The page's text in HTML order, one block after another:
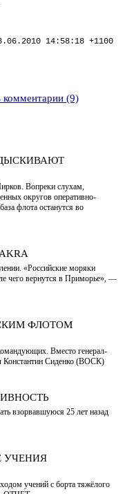
14:58:18 +1100
комментарии (9)
Вопреки слухам,
округов оперативно-
флота останутся во
«Российские моряки
чего вернутся в Приморье», —
ФЛОТОМ
Вместо генерал-
Константин Сиденко (ВОСК)
взорвавшуюся 25 лет назад
УЧЕНИЯ
учений с борта тяжёлого